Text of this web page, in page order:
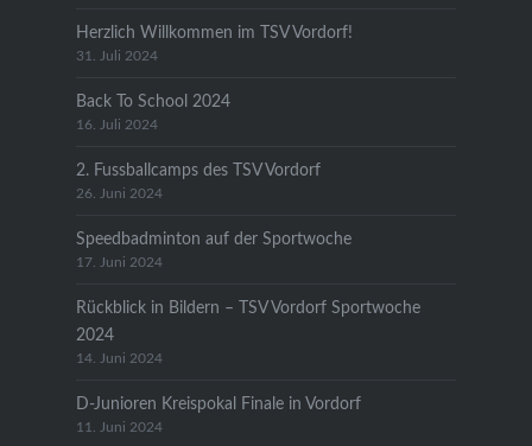
Herzlich Willkommen im TSV Vordorf!
31. Juli 2024
Back To School 2024
16. Juli 2024
2. Fussballcamps des TSV Vordorf
26. Juni 2024
Speedbadminton auf der Sportwoche
17. Juni 2024
Rückblick in Bildern – TSV Vordorf Sportwoche
2024
14. Juni 2024
D-Junioren Kreispokal Finale in Vordorf
11. Juni 2024